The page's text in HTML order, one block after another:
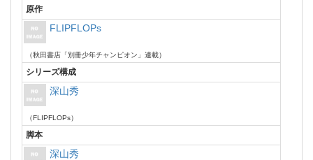
原作
FLIPFLOPs
（秋田書店「別冊少年チャンピオン」連載）
シリーズ構成
深山秀
（FLIPFLOPs）
脚本
深山秀